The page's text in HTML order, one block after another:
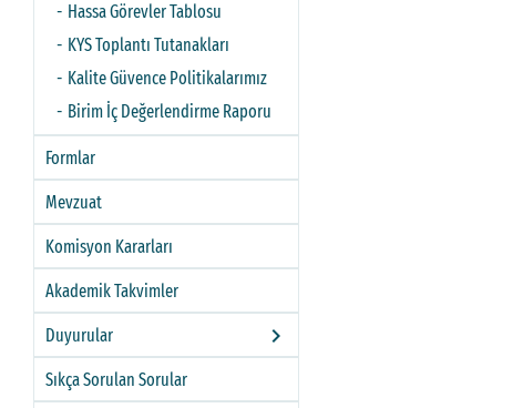
Hassa Görevler Tablosu
KYS Toplantı Tutanakları
Kalite Güvence Politikalarımız
Birim İç Değerlendirme Raporu
Formlar
Mevzuat
Komisyon Kararları
Akademik Takvimler
Duyurular keyboard_arrow_right
Sıkça Sorulan Sorular